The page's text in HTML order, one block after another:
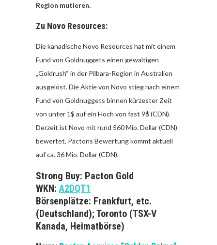
Region mutieren.
Zu Novo Resources:
Die kanadische Novo Resources hat mit einem
Fund von Goldnuggets einen gewaltigen
„Goldrush“ in der Pilbara-Region in Australien
ausgelöst. Die Aktie von Novo stieg nach einem
Fund von Goldnuggets binnen kürzester Zeit
von unter 1$ auf ein Hoch von fast 9$ (CDN).
Derzeit ist Novo mit rund 560 Mio. Dollar (CDN)
bewertet, Pactons Bewertung kommt aktuell
auf ca. 36 Mio. Dollar (CDN).
Strong Buy: Pacton Gold
WKN: A2DQT1
Börsenplätze: Frankfurt, etc.
(Deutschland); Toronto (TSX-V
Kanada, Heimatbörse)